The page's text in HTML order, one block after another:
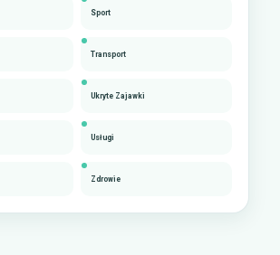
Sport
Transport
Ukryte Zajawki
Usługi
Zdrowie